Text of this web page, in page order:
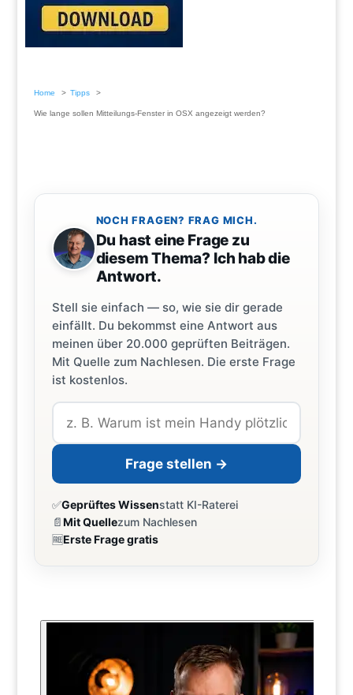
Home Tipps
Wie lange sollen Mitteilungs-Fenster in OSX angezeigt werden?
NOCH FRAGEN? FRAG MICH.
Du hast eine Frage zu
diesem Thema? Ich hab die
Antwort.
Stell sie einfach — so, wie sie dir gerade
einfällt. Du bekommst eine Antwort aus
meinen über 20.000 geprüften Beiträgen.
Mit Quelle zum Nachlesen. Die erste Frage
ist kostenlos.
Frage stellen →
✅Geprüftes Wissenstatt KI-Raterei
📄Mit Quellezum Nachlesen
🆓Erste Frage gratis